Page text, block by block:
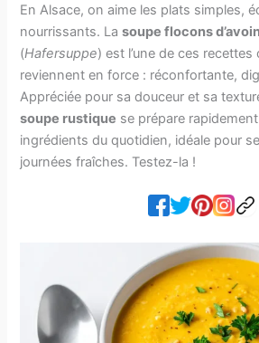
En Alsace, on aime les plats simples,
nourrissants. Lasoupe flocons
(Hafersuppe) est l’une de ces recettes
reviennent en force : réconfortante,
Appréciée pour sa douceur et sa
soupe rustique se prépare
ingrédients du quotidien, idéale pour
journées fraîches. Testez-la !